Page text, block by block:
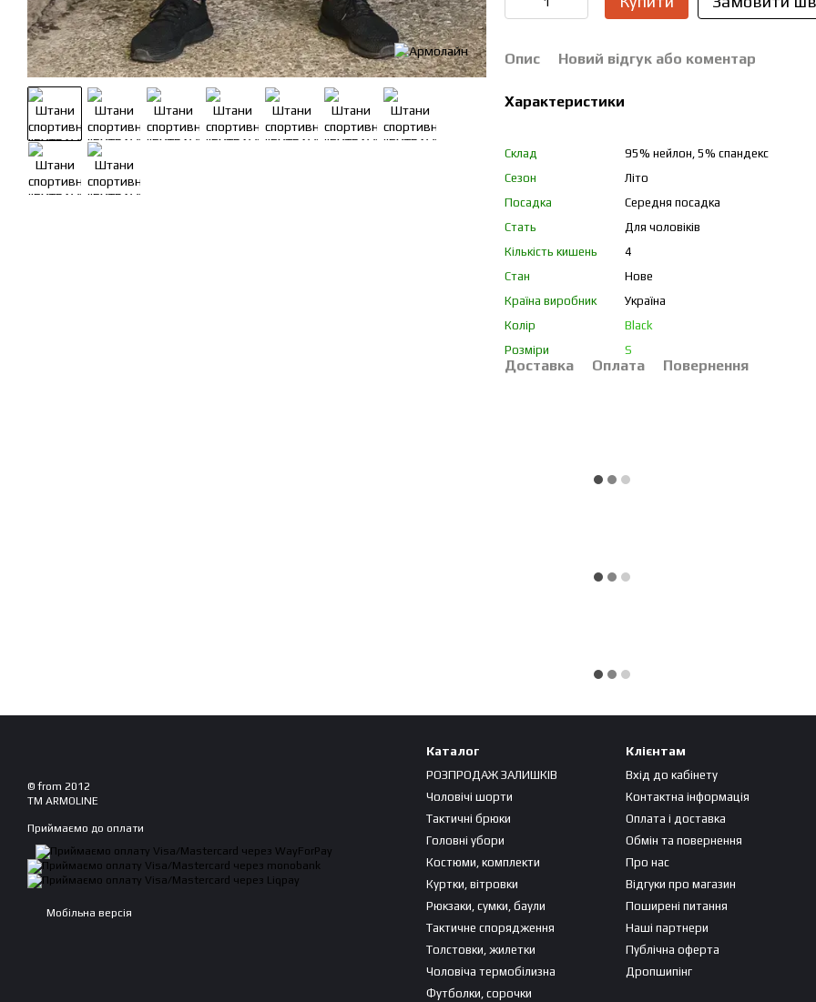
Опис Новий відгук або коментар
Характеристики
Склад
95% нейлон, 5% спандекс
Сезон
Літо
Посадка
Середня посадка
Стать
Для чоловіків
Кількість кишень
4
Стан
Нове
Країна виробник
Україна
Колір
Black
Розміри
S
Доставка Оплата Повернення
© from 2012
TM ARMOLINE
Приймаємо до оплати
Мобільна версія
Каталог
РОЗПРОДАЖ ЗАЛИШКІВ
Чоловічі шорти
Тактичні брюки
Головні убори
Костюми, комплекти
Куртки, вітровки
Рюкзаки, сумки, баули
Тактичне спорядження
Толстовки, жилетки
Чоловіча термобілизна
Футболки, сорочки
Клієнтам
Вхід до кабінету
Контактна інформація
Оплата і доставка
Обмін та повернення
Про нас
Відгуки про магазин
Поширені питання
Наші партнери
Публічна оферта
Дропшипінг